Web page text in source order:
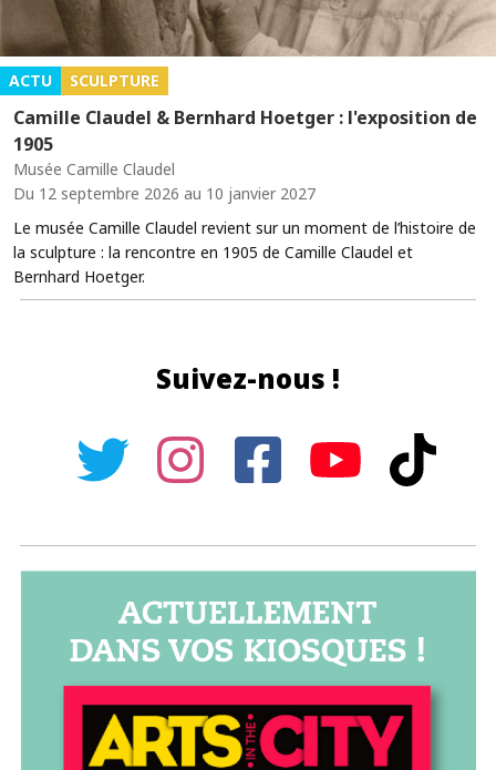
ACTU SCULPTURE
Camille Claudel & Bernhard Hoetger : l'exposition de
1905
Musée Camille Claudel
Du 12 septembre 2026 au 10 janvier 2027
Le musée Camille Claudel revient sur un moment de l’histoire de
la sculpture : la rencontre en 1905 de Camille Claudel et
Bernhard Hoetger.
Suivez-nous !